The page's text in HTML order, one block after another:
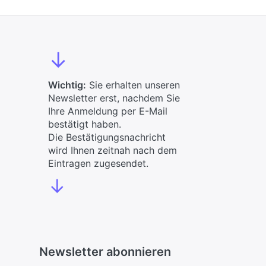
↓
Wichtig: Sie erhalten unseren
Newsletter erst, nachdem Sie
Ihre Anmeldung per E-Mail
bestätigt haben.
Die Bestätigungsnachricht
wird Ihnen zeitnah nach dem
Eintragen zugesendet.
↓
Newsletter abonnieren